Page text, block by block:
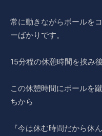
常に動きながらボールを
ーばかりです。
15分程の休憩時間を挟み
この休憩時間にボールを
ちから
『今は休む時間だから休